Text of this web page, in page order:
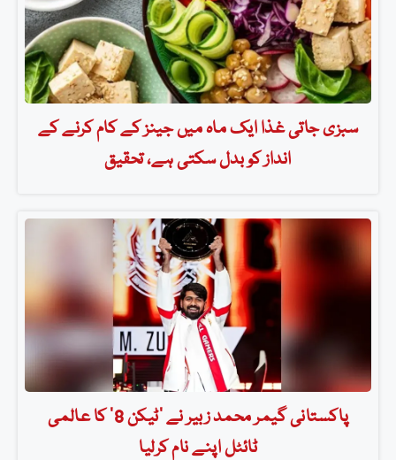
سبزی جاتی غذا ایک ماہ میں جینز کے کام کرنے کے
انداز کو بدل سکتی ہے، تحقیق
پاکستانی گیمر محمد زبیر نے ’ٹیکن 8‘ کا عالمی
ٹائٹل اپنے نام کرلیا